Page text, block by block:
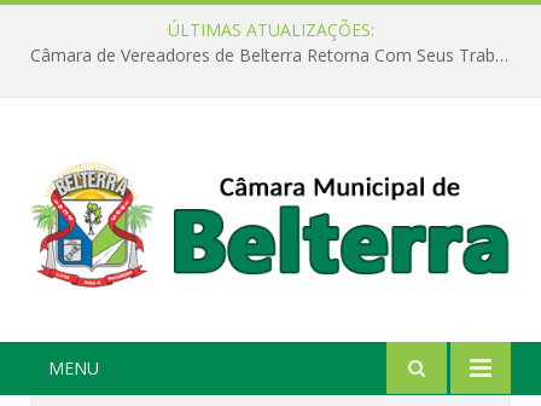
ÚLTIMAS ATUALIZAÇÕES:
Câmara de Vereadores de Belterra Retorna Com Seus Trabalhos Legislativos
MENU